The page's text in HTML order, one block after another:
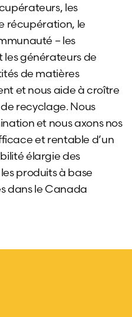
les
récupération, le
– les
générateurs de
de matières
et nous aide à croître
recyclage. Nous
et nous axons nos
et rentable d’un
élargie des
produits à base
dans le Canada